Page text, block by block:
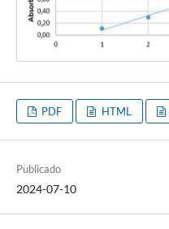
PDF HTML
Publicado
2024-07-10